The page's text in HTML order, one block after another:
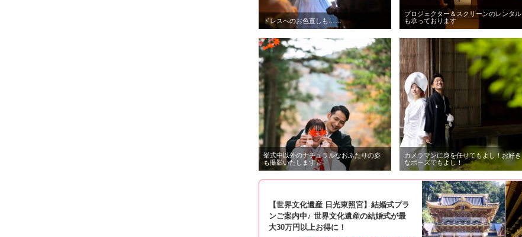
ドレスへのお色直しも……
プロジェクター＆スクリーンのレンタル
も承っております
挙式中以外のナチュラルなおふたりの姿
も撮影いたします☆
カメラマンに身を任せてもよし！お好き
なポーズでもよし！
【世界文化遺産 日光東照宮】結婚式プラ
ンご案内中♪ 世界文化遺産の結婚式が最
大30万円以上お得に！